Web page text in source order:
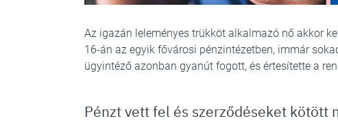
Az igazán leleményes trükköt alkalmazó nő akkor
16-án az egyik fővárosi pénzintézetben, immár
ügyintéző azonban gyanút fogott, és értesítette a
Pénzt vett fel és szerződéseket kötött